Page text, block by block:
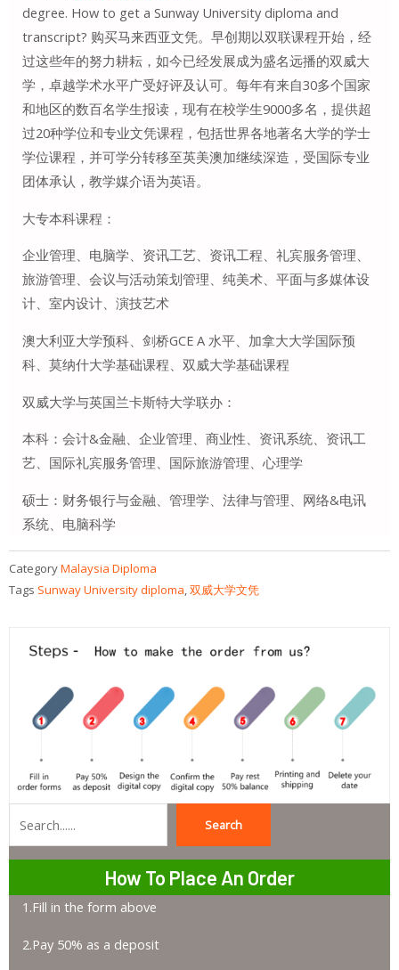
degree. How to get a Sunway University diploma and
transcript? 购买马来西亚文凭。早创期以双联课程开始，经
过这些年的努力耕耘，如今已经发展成为盛名远播的双威大
学，卓越学术水平广受好评及认可。每年有来自30多个国家
和地区的数百名学生报读，现有在校学生9000多名，提供超
过20种学位和专业文凭课程，包括世界各地著名大学的学士
学位课程，并可学分转移至英美澳加继续深造，受国际专业
团体承认，教学媒介语为英语。
大专本科课程：
企业管理、电脑学、资讯工艺、资讯工程、礼宾服务管理、
旅游管理、会议与活动策划管理、纯美术、平面与多媒体设
计、室内设计、演技艺术
澳大利亚大学预科、剑桥GCE A 水平、加拿大大学国际预
科、莫纳什大学基础课程、双威大学基础课程
双威大学与英国兰卡斯特大学联办：
本科：会计&金融、企业管理、商业性、资讯系统、资讯工
艺、国际礼宾服务管理、国际旅游管理、心理学
硕士：财务银行与金融、管理学、法律与管理、网络&电讯
系统、电脑科学
CategoryMalaysia Diploma
Tags Sunway University diploma,双威大学文凭
Search
How To Place An Order
1.Fill in the form above
2.Pay 50% as a deposit